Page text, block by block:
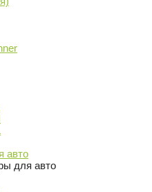
авто
для авто